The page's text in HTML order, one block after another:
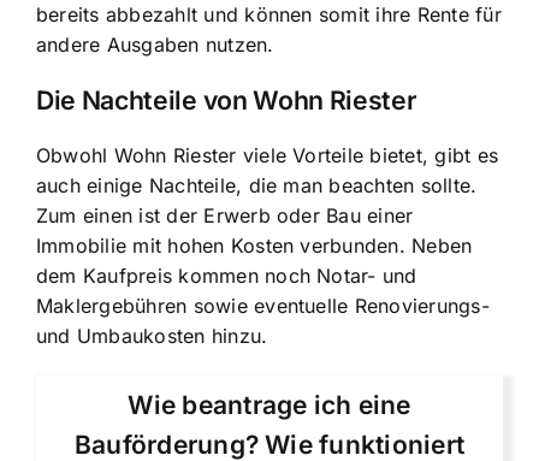
bereits abbezahlt und können somit ihre Rente für
andere Ausgaben nutzen.
Die Nachteile von Wohn Riester
Obwohl Wohn Riester viele Vorteile bietet, gibt es
auch einige Nachteile, die man beachten sollte.
Zum einen ist der Erwerb oder Bau einer
Immobilie mit hohen Kosten verbunden. Neben
dem Kaufpreis kommen noch Notar- und
Maklergebühren sowie eventuelle Renovierungs-
und Umbaukosten hinzu.
Wie beantrage ich eine
Bauförderung? Wie funktioniert